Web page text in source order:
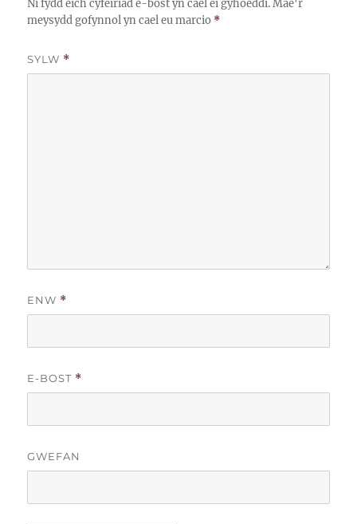
Ni fydd eich cyfeiriad e-bost yn cael ei gyhoeddi. Mae'r
meysydd gofynnol yn cael eu marcio *
SYLW *
ENW *
E-BOST *
GWEFAN